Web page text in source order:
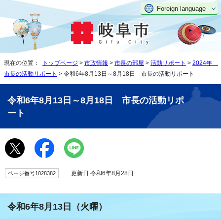
Foreign language
現在の位置： トップページ > 市政情報 > 市長の部屋 > 活動リポート > 2024年
市長の活動リポート > 令和6年8月13日～8月18日 市長の活動リポート
令和6年8月13日～8月18日 市長の活動リポ
ート
ページ番号1028382 更新日 令和6年8月28日
令和6年8月13日（火曜）